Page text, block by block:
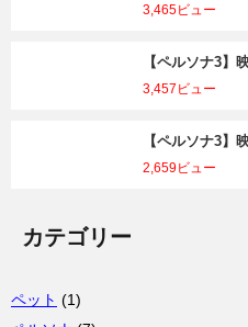
3,465ビュー
【ペルソナ3】
3,457ビュー
【ペルソナ3】
2,659ビュー
カテゴリー
ペット (1)